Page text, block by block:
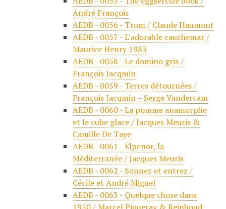
André François
AEDB - 0056 - Trom / Claude Haumont
AEDB - 0057 - L’adorable cauchemar /
Maurice Henry 1983
AEDB - 0058 - Le domino gris /
François Jacqmin
AEDB - 0059 - Terres détournées /
François Jacqmin – Serge Vandercam
AEDB - 0060 - La pomme anamorphe
et le cube glace / Jacques Meuris &
Camille De Taye
AEDB - 0061 - Elpenor, la
Méditerranée / Jacques Meuris
AEDB - 0062 - Sonnez et entrez /
Cécile et André Miguel
AEDB - 0063 - Quelque chose dans